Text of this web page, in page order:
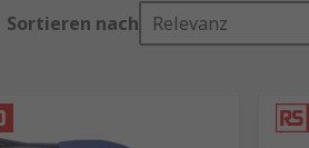
eines Kabels, ohne die
von Kabeln ausgelegt
präzise Installation geht.
Sortieren nach Relevanz